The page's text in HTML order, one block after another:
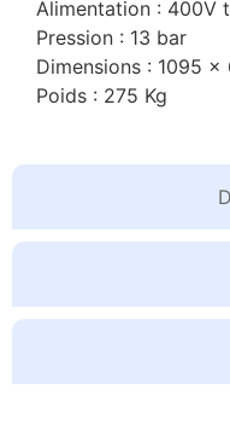
Alimentation : 400V
Pression : 13 bar
Dimensions : 1095
Poids : 275 Kg